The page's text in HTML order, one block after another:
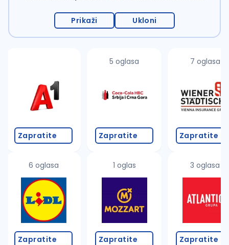
Prikaži Ukloni
Zapratite
6 oglasa
Zapratite
5 oglasa
Zapratite
1 oglas
Zapratite
7 oglasa
Zapratite
3 oglasa
Zapratite